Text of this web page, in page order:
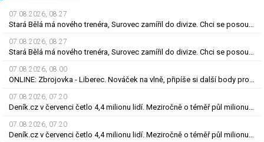
07.08.2026, 08.27
07.08.2026, 08.27
07.08.2026, 08.00
07.08.2026, 07.20
07.08.2026, 07.20